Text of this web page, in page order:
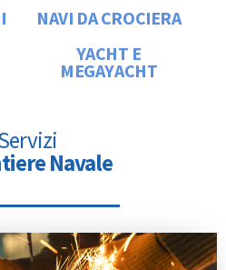
NAVI DA CROCIERA
YACHT E
MEGAYACHT
Navale